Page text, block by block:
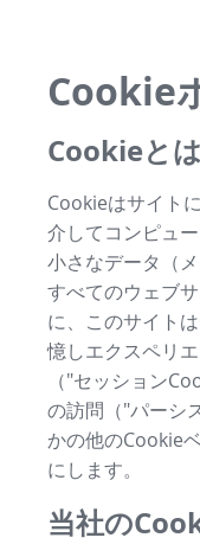
Cookie
Cookieと
Cookieはサイト
介してコンピュ
小さなデータ（
すべてのウェブ
に、このサイト
憶しエクスペリ
（"セッション
の訪問（"パーシ
かの他のCookie
にします。
当社の